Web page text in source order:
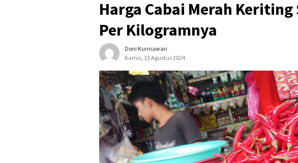
Harga Cabai Merah Keriting
Per Kilogramnya
Doni Kurniawan
Kamis, 15 Agustus 2024